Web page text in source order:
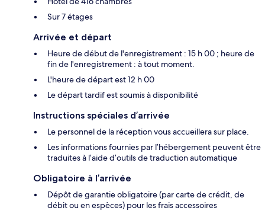
Sur 7 étages
Arrivée et départ
Heure de début de l'enregistrement : 15 h 00 ; heure de
fin de l'enregistrement : à tout moment.
L'heure de départ est 12 h 00
Le départ tardif est soumis à disponibilité
Instructions spéciales d’arrivée
Le personnel de la réception vous accueillera sur place.
Les informations fournies par l’hébergement peuvent être
traduites à l’aide d’outils de traduction automatique
Obligatoire à l’arrivée
Dépôt de garantie obligatoire (par carte de crédit, de
débit ou en espèces) pour les frais accessoires